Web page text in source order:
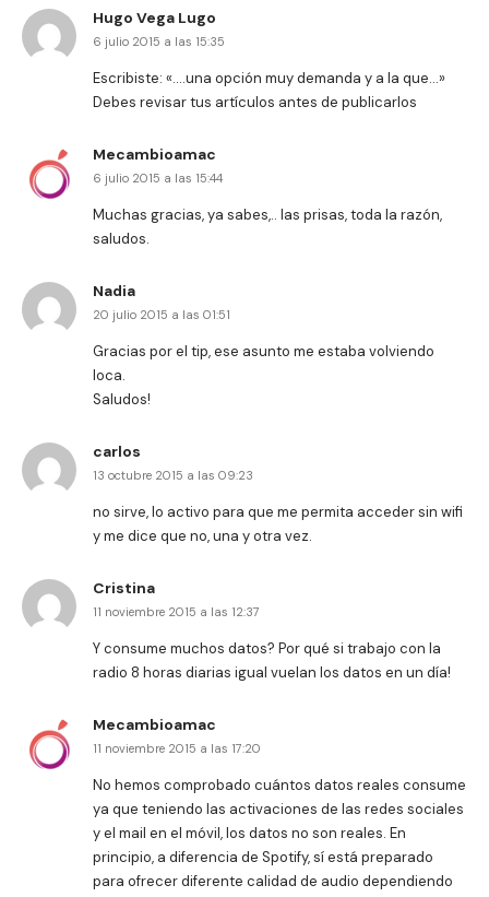
Hugo Vega Lugo
6 julio 2015 a las 15:35
Escribiste: «….una opción muy demanda y a la que…»
Debes revisar tus artículos antes de publicarlos
Mecambioamac
6 julio 2015 a las 15:44
Muchas gracias, ya sabes,.. las prisas, toda la razón,
saludos.
Nadia
20 julio 2015 a las 01:51
Gracias por el tip, ese asunto me estaba volviendo
loca.
Saludos!
carlos
13 octubre 2015 a las 09:23
no sirve, lo activo para que me permita acceder sin wifi
y me dice que no, una y otra vez.
Cristina
11 noviembre 2015 a las 12:37
Y consume muchos datos? Por qué si trabajo con la
radio 8 horas diarias igual vuelan los datos en un día!
Mecambioamac
11 noviembre 2015 a las 17:20
No hemos comprobado cuántos datos reales consume
ya que teniendo las activaciones de las redes sociales
y el mail en el móvil, los datos no son reales. En
principio, a diferencia de Spotify, sí está preparado
para ofrecer diferente calidad de audio dependiendo